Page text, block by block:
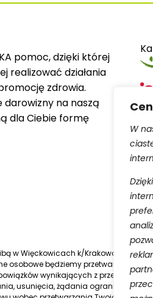
W
pomoc, dzięki której
realizować działania
zdrowia.
darowizny na naszą
dla Ciebie formę
w Więckowicach k/Krakowa,
osobowe będziemy przetwarzać w
wynikających z przepisów
usunięcia, żądania ograniczenia